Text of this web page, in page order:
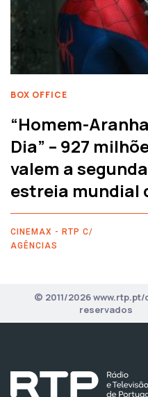
BOX OFFICE
“Homem-
Dia” – 927
valem a
estreia mundial
CINEMAX - RTP C/
AGÊNCIAS
© 2011/2026
reservados